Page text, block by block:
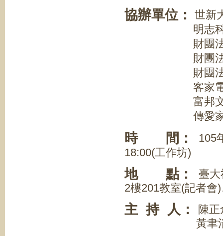
協辦單位：
世新
明志科技
財團法人臺
財團法人公
財團法人慈
客家電
富邦文教
傳愛家族傳
時 間：
105
18:00(工作坊)
地 點：
臺
2樓201教室(記者會
主 持 人：
陳
黃聿清(世新